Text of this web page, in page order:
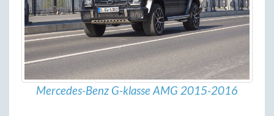
Mercedes-Benz G-klasse AMG 2015-2016